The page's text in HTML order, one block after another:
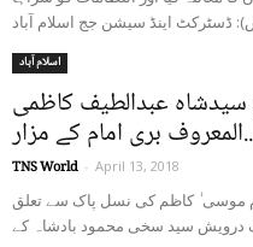
اسلام آباد
سیدشاہ عبدالطیف کاظمی
کے مزار...
TNS World - April 13, 2018
این ایس): امام موسی ٰ کاظم کی نسل پاک سے تعلق